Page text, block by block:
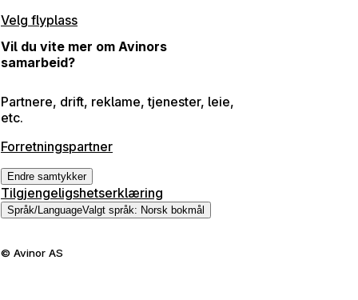
Velg flyplass
Vil du vite mer om Avinors
samarbeid?
Partnere, drift, reklame, tjenester, leie,
etc.
Forretningspartner
Endre samtykker
Tilgjengeligshetserklæring
Språk/LanguageValgt språk: Norsk bokmål
© Avinor AS